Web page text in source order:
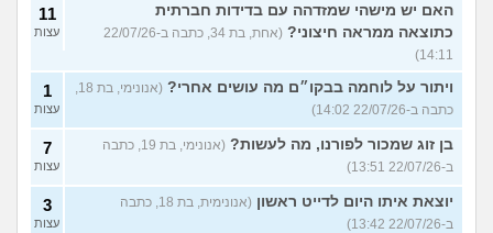
האם יש מישהי שמזדהה עם בדידות חברתית
כתוצאה ממראה חיצוני?
(אחת, בת 34, כתבה ב-22/07/26
14:11)
11
עצות
ויתור על לוחמה בבקו״ם מה עושים אחרי?
כתבה ב-22/07/26 14:02)
1
עצות
בן זוג שמכור לפורנו, מה לעשות?
(אנונימי, בת 19, כתבה
ב-22/07/26 13:51)
7
עצות
יוצאת איתו היום לדייט ראשון
(אנונימית, בת 18, כתבה
ב-22/07/26 13:42)
3
עצות